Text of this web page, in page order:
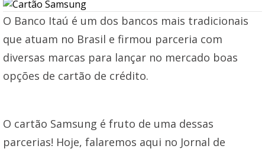
O Banco Itaú é um dos bancos mais tradicionais
que atuam no Brasil e firmou parceria com
diversas marcas para lançar no mercado boas
opções de cartão de crédito.
O cartão Samsung é fruto de uma dessas
parcerias! Hoje, falaremos aqui no Jornal de